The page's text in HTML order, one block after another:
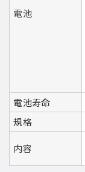
電池
電池寿命
規格
内容